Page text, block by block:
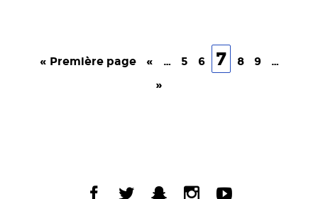
« Première page « … 5 6 7 8 9
…
»